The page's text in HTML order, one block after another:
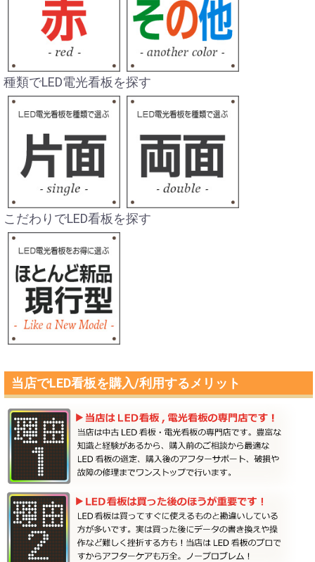
種類でLED電光看板を探す
こだわりでLED看板を探す
当店でLED看板を購入/利用するメリット